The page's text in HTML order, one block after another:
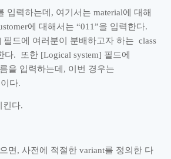
입력하는데 , 여기서는 material에 대해
에 대해서는“011”을 입력한다.
필드에 여러분이 분배하고자 하는 class
다. 또한 [Logical system] 필드에
을 입력하는데 , 이번 경우는
이다.
킨다.
면 , 사전에 적절한 variant를 정의한 다